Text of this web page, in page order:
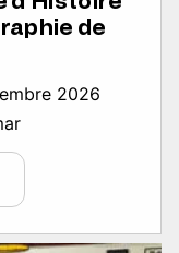
de
2026